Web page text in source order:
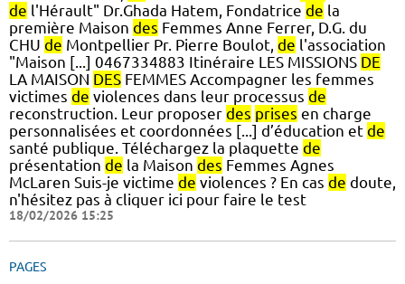
de l'Hérault" Dr.Ghada Hatem, Fondatrice de la
première Maison des Femmes Anne Ferrer, D.G. du
CHU de Montpellier Pr. Pierre Boulot, de l'association
"Maison [...] 0467334883 Itinéraire LES MISSIONS DE
LA MAISON DES FEMMES Accompagner les femmes
victimes de violences dans leur processus de
reconstruction. Leur proposer des prises en charge
personnalisées et coordonnées [...] d’éducation et de
santé publique. Téléchargez la plaquette de
présentation de la Maison des Femmes Agnes
McLaren Suis-je victime de violences ? En cas de doute,
n'hésitez pas à cliquer ici pour faire le test
18/02/2026 15:25
PAGES